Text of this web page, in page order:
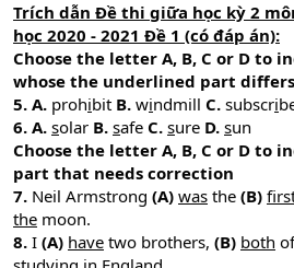
Trích dẫn Đề thi giữa học kỳ 2
học 2020 - 2021 Đề 1 (có đáp án):
Choose the letter A, B, C or D to
whose the underlined part
5. A. prohibit B. windmill C. subscri
6. A. solar B. safe C. sure D. sun
Choose the letter A, B, C or D to
part that needs correction
7. Neil Armstrong (A) was the (B)
the moon.
8. I (A) have two brothers, (B) both